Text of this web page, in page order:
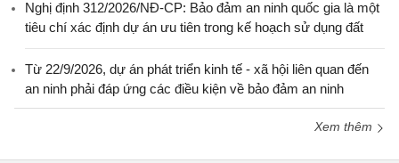
Nghị định 312/2026/NĐ-CP: Bảo đảm an ninh quốc gia là một
tiêu chí xác định dự án ưu tiên trong kế hoạch sử dụng đất
Từ 22/9/2026, dự án phát triển kinh tế - xã hội liên quan đến
an ninh phải đáp ứng các điều kiện về bảo đảm an ninh
Xem thêm